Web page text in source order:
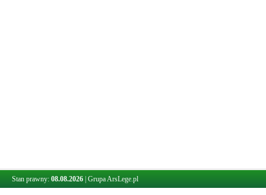
Stan prawny: 08.08.2026 Grupa ArsLege.pl